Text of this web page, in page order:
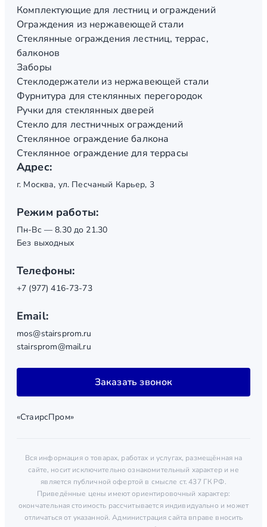
Комплектующие для лестниц и ограждений
Ограждения из нержавеющей стали
Стеклянные ограждения лестниц, террас,
балконов
Заборы
Стеклодержатели из нержавеющей стали
Фурнитура для стеклянных перегородок
Ручки для стеклянных дверей
Стекло для лестничных ограждений
Стеклянное ограждение балкона
Стеклянное ограждение для террасы
Адрес:
г. Москва, ул. Песчаный Карьер, 3
Режим работы:
Пн-Вс — 8.30 до 21.30
Без выходных
Телефоны:
+7 (977) 416-73-73
Email:
mos@stairsprom.ru
stairsprom@mail.ru
Заказать звонок
«СтаирсПром»
Вся информация о товарах, работах и услугах, размещённая на
сайте, носит исключительно ознакомительный характер и не
является публичной офертой в смысле ст. 437 ГК РФ.
Приведённые цены имеют ориентировочный характер:
окончательная стоимость рассчитывается индивидуально и может
отличаться от указанной. Администрация сайта вправе вносить